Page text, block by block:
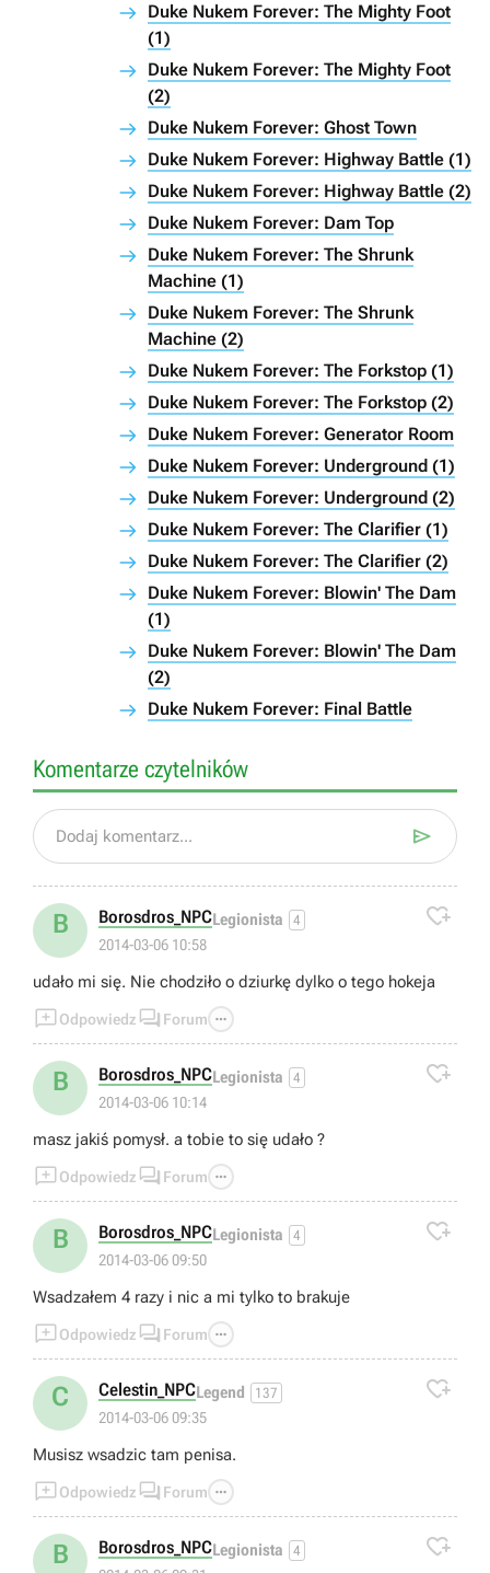
Duke Nukem Forever: The Mighty Foot
(1)
Duke Nukem Forever: The Mighty Foot
(2)
Duke Nukem Forever: Ghost Town
Duke Nukem Forever: Highway Battle (1)
Duke Nukem Forever: Highway Battle (2)
Duke Nukem Forever: Dam Top
Duke Nukem Forever: The Shrunk
Machine (1)
Duke Nukem Forever: The Shrunk
Machine (2)
Duke Nukem Forever: The Forkstop (1)
Duke Nukem Forever: The Forkstop (2)
Duke Nukem Forever: Generator Room
Duke Nukem Forever: Underground (1)
Duke Nukem Forever: Underground (2)
Duke Nukem Forever: The Clarifier (1)
Duke Nukem Forever: The Clarifier (2)
Duke Nukem Forever: Blowin' The Dam
(1)
Duke Nukem Forever: Blowin' The Dam
(2)
Duke Nukem Forever: Final Battle
Komentarze czytelników
Dodaj komentarz... 
B Borosdros_NPCLegionista 4
2014-03-06 10:58

udało mi się. Nie chodziło o dziurkę dylko o tego hokeja
Odpowiedz  Forum 
B Borosdros_NPCLegionista 4
2014-03-06 10:14

masz jakiś pomysł. a tobie to się udało ?
Odpowiedz  Forum 
B Borosdros_NPCLegionista 4
2014-03-06 09:50

Wsadzałem 4 razy i nic a mi tylko to brakuje
Odpowiedz  Forum 
C Celestin_NPCLegend 137
2014-03-06 09:35

Musisz wsadzic tam penisa.
Odpowiedz  Forum 
B Borosdros_NPCLegionista 4 